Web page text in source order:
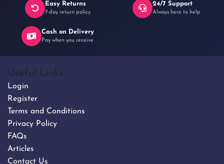
Easy Returns
7-day return policy
24/7 Support
Always here to help
Cash on Delivery
Pay when you receive
Useful Links
Login
Register
Terms and Conditions
Privacy Policy
FAQs
Articles
Contact Us